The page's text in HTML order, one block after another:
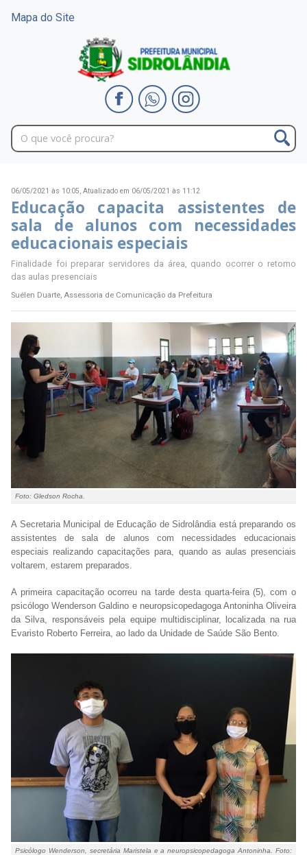
Mapa do Site
06/05/2021 às 10:05, Atualizado em 06/05/2021 às 11:12
Educação capacita assistentes de
sala de alunos com necessidades
educacionais especiais
Finalidade foi preparar servidores da área, quando ocorrer o retorno
das aulas presenciais
Suélen Duarte, Assessoria de Comunicação da Prefeitura
Foto: Gledson Rocha.
A Secretaria Municipal de Educação de Sidrolândia está preparando os
assistentes de sala de alunos com necessidades educacionais
especiais realizando capacitações para, quando as aulas presenciais
voltarem, estarem preparados.
A primeira capacitação ocorreu na tarde desta quarta-feira (5), com o
psicólogo Wenderson Galdino e neuropsicopedagoga Antoninha Oliveira
da Silva, responsáveis pela equipe multidisciplinar, localizada na rua
Evaristo Roberto Ferreira, ao lado da Unidade de Saúde São Bento.
Psicólogo Wenderson, secretária Maristela e a neuropsicopedagoga Antoninha. Foto: